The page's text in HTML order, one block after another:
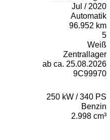
Jul / 2020
Automatik
96.952 km
5
Weiß
Zentrallager
ab ca. 25.08.2026
9C99970
250 kW / 340 PS
Benzin
2.998 cm³